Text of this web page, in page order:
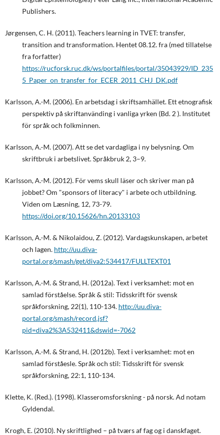
Publishers.
Jørgensen, C. H. (2011). Teachers learning in TVET: transfer,
transition and transformation. Hentet 08.12. fra (med tillatelse
fra forfatter)
https://rucforsk.ruc.dk/ws/portalfiles/portal/35043929/ID_235
5_Paper_on_transfer_for_ECER_2011_CHJ_DK.pdf
Karlsson, A.-M. (2006). En arbetsdag i skriftsamhället. Ett etnografisk
perspektiv på skriftanvänding i vanliga yrken (Bd. 2 ). Institutet
för språk och folkminnen.
Karlsson, A.-M. (2007). Att se det vardagliga i ny belysning. Om
skriftbruk i arbetslivet. Språkbruk 2, 3–9.
Karlsson, A.-M. (2012). För vems skull läser och skriver man på
jobbet? Om "sponsors of literacy" i arbete och utbildning.
Viden om Læsning, 12, 73-79.
https://doi.org/10.15626/hn.20133103
Karlsson, A.-M. & Nikolaidou, Z. (2012). Vardagskunskapen, arbetet
och lagen. http://uu.diva-
portal.org/smash/get/diva2:534417/FULLTEXT01
Karlsson, A.-M. & Strand, H. (2012a). Text i verksamhet: mot en
samlad förståelse. Språk & stil: Tidsskrift för svensk
språkforskning, 22(1), 110-134. http://uu.diva-
portal.org/smash/record.jsf?
pid=diva2%3A532411&dswid=-7062
Karlsson, A.-M. & Strand, H. (2012b). Text i verksamhet: mot en
samlad förståesle. Språk och stil: Tidsskrift för svensk
språkforskning, 22:1, 110-134.
Klette, K. (Red.). (1998). Klasseromsforskning - på norsk. Ad notam
Gyldendal.
Krogh, E. (2010). Ny skriftlighed – på tværs af fag og i danskfaget.